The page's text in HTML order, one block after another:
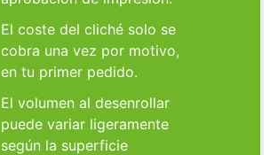
El coste del cliché solo se
cobra una vez por motivo,
en tu primer pedido.
El volumen al desenrollar
puede variar ligeramente
según la superficie